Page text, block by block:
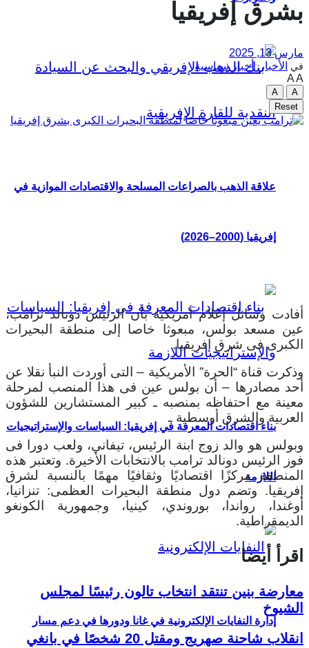
علاقة الذهب بالصراعات المسلحة والاقتصادات الموازية في
إفريقيا (2000–2026)
بناء اقتصادات المعرفة في إفريقيا: السياسات والإستراتيجيات
اللازمة
إدارة النفايات الإلكترونية في غانا ودورها في دعم مسار
بشرق إفريقيا
مارس 13, 2025
في الأخبار , أخبار سياسية
AA
A
A
Reset
أفادت وسائل إعلام أمريكية بأن الرئيس دونالد ترامب،
عين مسعد بولس، مبعوثا خاصا إلى منطقة البحيرات
الكبرى فى شرق إفريقيا.
وذكرت قناة “الحرة” الأمريكية – التى أوردت النبأ نقلا عن
أحد مصادرها – أن بولس عين فى هذا المنصب لمرحلة
معينة مع احتفاظه بمنصبه ـ كبير المستشارين للشؤون
العربية والشرق أوسطية ـ
وبولس هو والد زوج ابنة الرئيس، تيفاني، ولعب دورا فى
فوز الرئيس دونالد ترامب بالانتخابات الأخيرة. وتعتبر هذه
المنطقة مركزًا اقتصاديًا وثقافيًا مهمًا بالنسبة لشرق
إفريقيا. وتضم دول منطقة البحيرات العظمى: تنزانيا،
أوغندا، رواندا، بوروندي، كينيا، وجمهورية الكونغو
الديمقراطية.
اقرأ أيضا
معارضة بنين تنتقد انتخاب تالون رئيسًا لمجلس
الشيوخ
انقلاب شاحنة صهريج ومقتل 20 شخصًا في بانغي